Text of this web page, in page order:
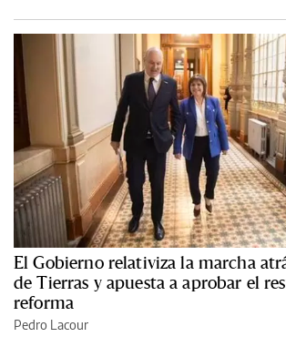
El Gobierno relativiza la marcha
de Tierras y apuesta a aprobar el
reforma
Pedro Lacour